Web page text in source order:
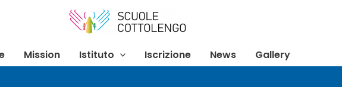
Mission Istituto Iscrizione News Gallery